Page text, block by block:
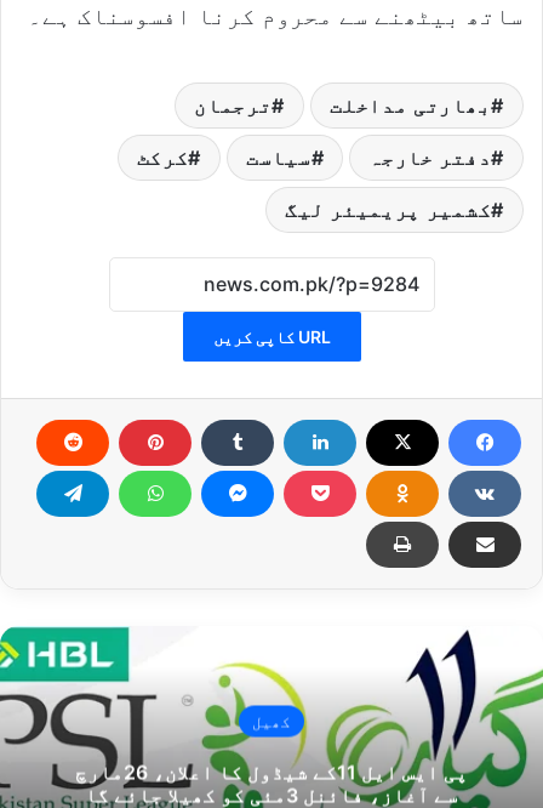
ساتھ بیٹھنے سے محروم کرنا افسوسناک ہے۔
بھارتی مداخلت ترجمان
دفتر خارجہ سیاست کرکٹ
کشمیر پریمیئر لیگ
URL کاپی کریں
کھیل
پی ایس ایل 11کے شیڈول کا اعلان، 26مارچ
سے آغاز، فائنل 3مئی کو کھیلا جائے گا